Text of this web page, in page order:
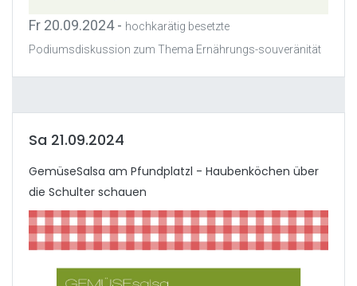
Fr 20.09.2024 - hochkarätig besetzte
Podiumsdiskussion zum Thema Ernährungs-souveränität
Sa 21.09.2024
GemüseSalsa am Pfundplatzl - Haubenköchen über
die Schulter schauen